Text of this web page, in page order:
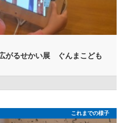
がるせかい展 ぐんまこども
これまでの様子